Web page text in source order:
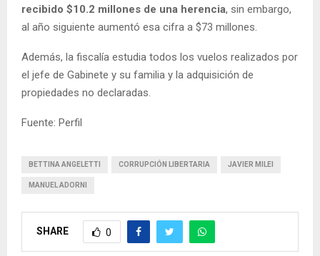
recibido $10.2 millones de una herencia, sin embargo,
al año siguiente aumentó esa cifra a $73 millones.
Además, la fiscalía estudia todos los vuelos realizados por
el jefe de Gabinete y su familia y la adquisición de
propiedades no declaradas.
Fuente: Perfil
BETTINA ANGELETTI CORRUPCIÓN LIBERTARIA JAVIER MILEI
MANUEL ADORNI
SHARE 0